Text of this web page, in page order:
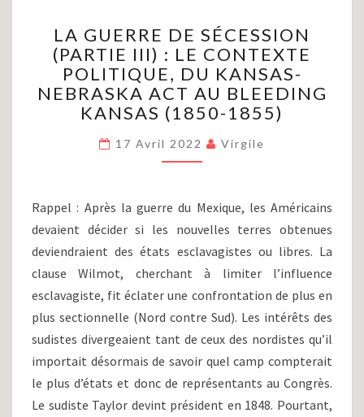
GUERRE
DE
SÉCESSION
(PARTIE
III)
LE
CONTEXTE
KANSAS-
NEBRASKA
ACT
AU
KANSAS
(1850-
1855)
LA GUERRE DE SÉCESSION
(PARTIE III) : LE CONTEXTE
POLITIQUE, DU KANSAS-
NEBRASKA ACT AU BLEEDING
KANSAS (1850-1855)
17 Avril 2022 Virgile
Rappel : Après la guerre du Mexique, les Américains
devaient décider si les nouvelles terres obtenues
deviendraient des états esclavagistes ou libres. La
clause Wilmot, cherchant à limiter l’influence
esclavagiste, fit éclater une confrontation de plus en
plus sectionnelle (Nord contre Sud). Les intérêts des
sudistes divergeaient tant de ceux des nordistes qu’il
importait désormais de savoir quel camp compterait
le plus d’états et donc de représentants au Congrès.
Le sudiste Taylor devint président en 1848. Pourtant,